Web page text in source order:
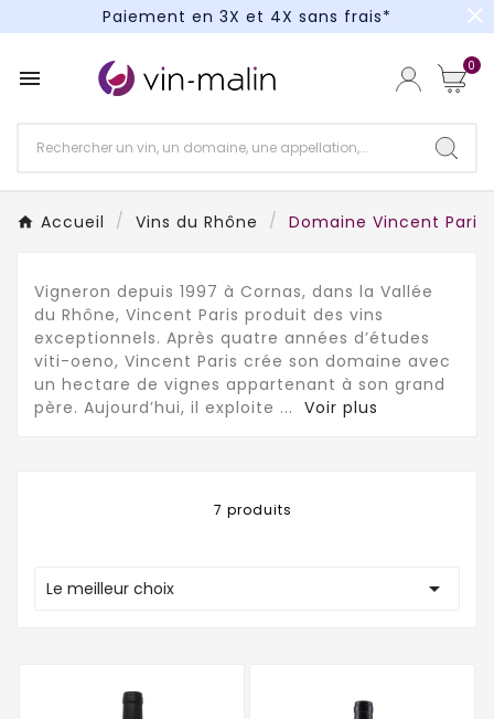
Paiement en 3X et 4X sans frais*
Paiement en 3X et 4X sans frais*
close
 0
Accueil Vins du Rhône Domaine Vincent Paris
Vigneron depuis 1997 à Cornas, dans la Vallée
du Rhône, Vincent Paris produit des vins
exceptionnels. Après quatre années d’études
viti-oeno, Vincent Paris crée son domaine avec
un hectare de vignes appartenant à son grand
père. Aujourd’hui, il exploite ... Voir plus
7 produits
Le meilleur choix 